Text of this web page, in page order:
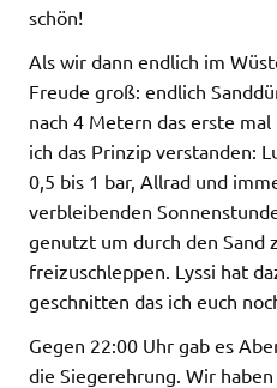
schön!
Als wir dann endlich im
Freude groß: endlich
nach 4 Metern das erste
ich das Prinzip verstanden:
0,5 bis 1 bar, Allrad und
verbleibenden
genutzt um durch den Sand
freizuschleppen. Lyssi hat
geschnitten das ich euch
Gegen 22:00 Uhr gab es
die Siegerehrung. Wir